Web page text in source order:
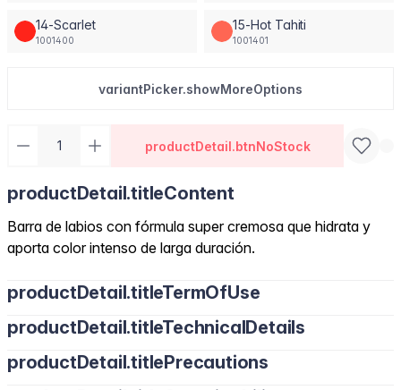
14-Scarlet
1001400
15-Hot Tahiti
1001401
variantPicker.showMoreOptions
productDetail.btnNoStock
productDetail.titleContent
Barra de labios con fórmula super cremosa que hidrata y
aporta color intenso de larga duración.
productDetail.titleTermOfUse
productDetail.titleTechnicalDetails
productDetail.titlePrecautions